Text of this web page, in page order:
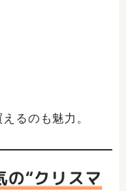
るのも魅力。
“クリスマ